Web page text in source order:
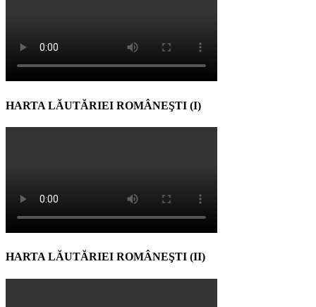
HARTA LĂUTĂRIEI ROMÂNEŞTI (I)
HARTA LĂUTĂRIEI ROMÂNEŞTI (II)